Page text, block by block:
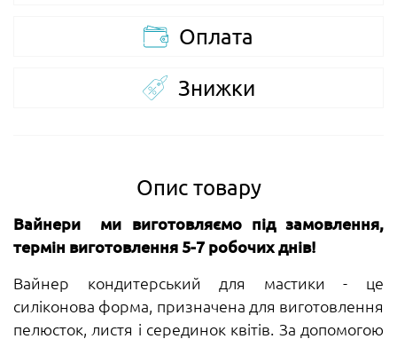
Оплата
Знижки
Опис товару
Вайнери ми виготовляємо під замовлення,
термін виготовлення 5-7 робочих днів!
Вайнер кондитерський для мастики - це
силіконова форма, призначена для виготовлення
пелюсток, листя і серединок квітів. За допомогою